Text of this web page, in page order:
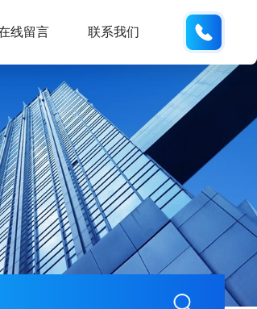
线留言 联系我们